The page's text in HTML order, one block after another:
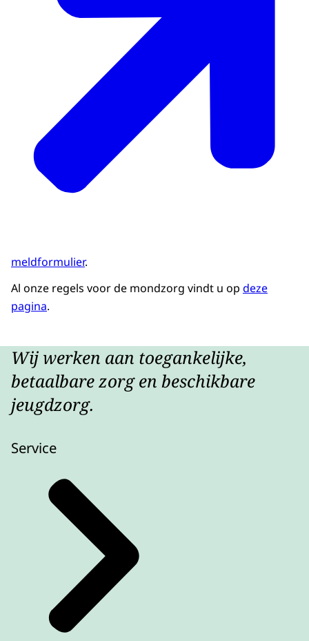
meldformulier.
Al onze regels voor de mondzorg vindt u op deze
pagina.
Wij werken aan toegankelijke,
betaalbare zorg en beschikbare
jeugdzorg.
Service